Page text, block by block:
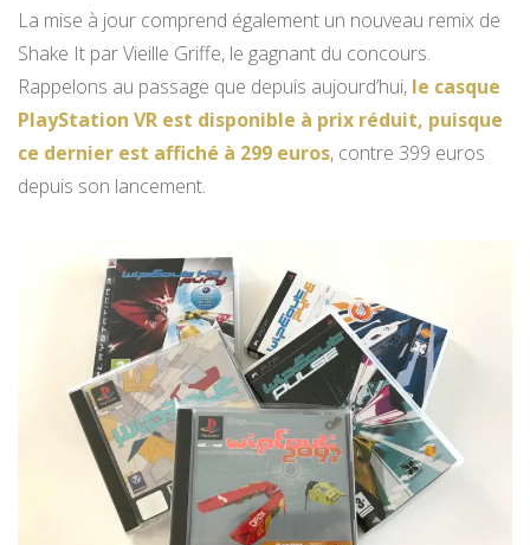
La mise à jour comprend également un nouveau remix de
Shake It par Vieille Griffe, le gagnant du concours.
Rappelons au passage que depuis aujourd’hui, le casque
PlayStation VR est disponible à prix réduit, puisque
ce dernier est affiché à 299 euros, contre 399 euros
depuis son lancement.